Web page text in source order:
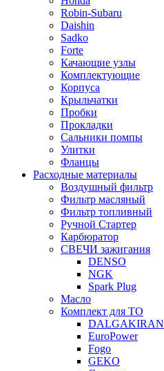
Robin-Subaru
Daishin
Sadko
Forte
Качающие узлы
Комплектующие
Корпуса
Крыльчатки
Пробки
Прокладки
Сальники помпы
Улитки
Фланцы
Расходные материалы
Воздушный фильтр
Фильтр масляный
Фильтр топливный
Ручной Стартер
Карбюратор
СВЕЧИ зажигания
DENSO
NGK
Spark Plug
Масло
Комплект для ТО
DALGAKIRAN
EuroPower
Fogo
GEKO